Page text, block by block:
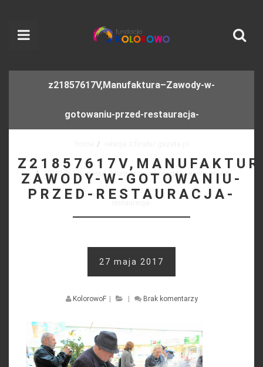
z21857617V,Manufaktura–Zawody-w-
gotowaniu-przed-restauracja-
z21857617v,manufaktura–zawody-w-gotowaniu-przed-
ZAWODY-W-GOTOWANIU-
PRZED-RESTAURACJA-
27 maja 2017
KolorowoF Brak komentarzy